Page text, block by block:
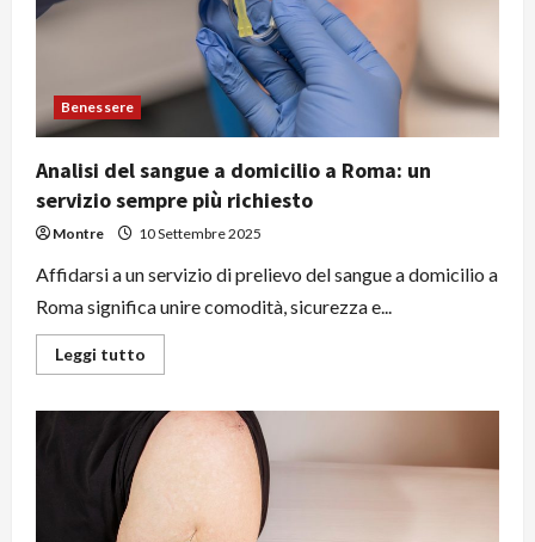
Benessere
Analisi del sangue a domicilio a Roma: un
servizio sempre più richiesto
Montre 10 Settembre 2025
Affidarsi a un servizio di prelievo del sangue a domicilio a
Roma significa unire comodità, sicurezza e...
Leggi tutto
di
Analisi
del
sangue
Roma: